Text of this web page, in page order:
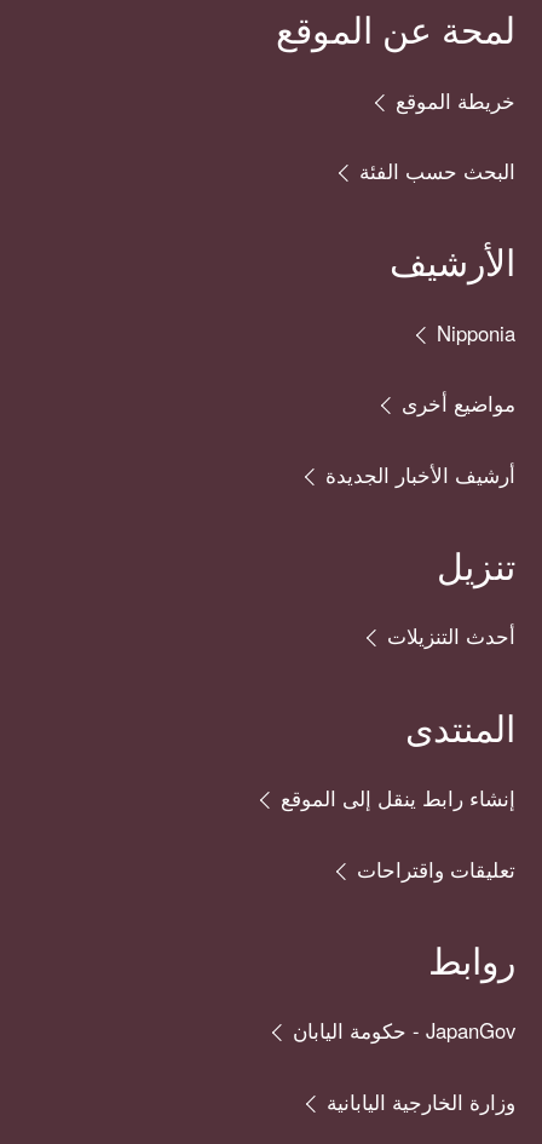
لمحة عن الموقع
خريطة الموقع
البحث حسب الفئة
الأرشيف
Nipponia
مواضيع أخرى
أرشيف الأخبار الجديدة
تنزيل
أحدث التنزيلات
المنتدى
إنشاء رابط ينقل إلى الموقع
تعليقات واقتراحات
روابط
JapanGov - حكومة اليابان
وزارة الخارجية اليابانية